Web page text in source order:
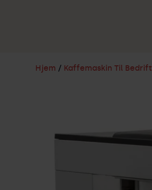
Hjem / Kaffemaskin Til Bedrift